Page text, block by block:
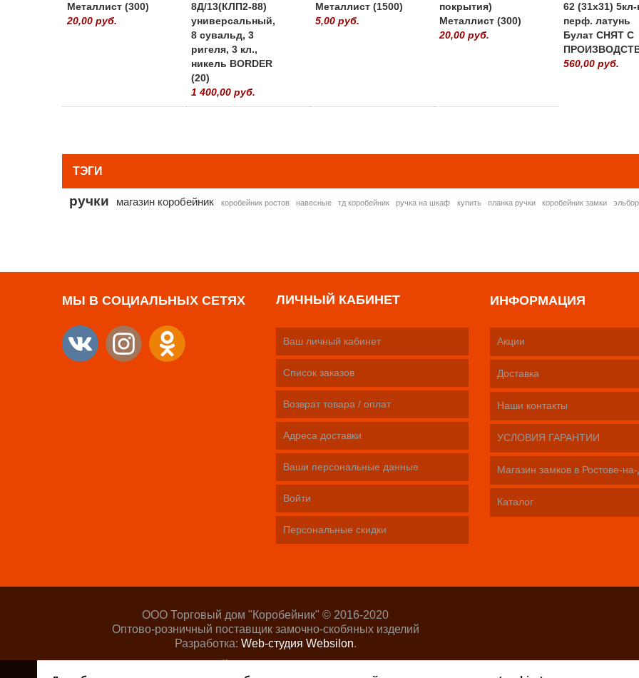
Металлист (300)
20,00 руб.
8Д/13(КЛП2-88)
универсальный,
8 сувальд, 3
ригеля, 3 кл.,
никель BORDER
(20)
1 400,00 руб.
Металлист (1500)
5,00 руб.
покрытия)
Металлист (300)
20,00 руб.
62 (31х31) 5кл-
перф. латунь
Булат СНЯТ С
560,00 руб.
ТЭГИ
ручки магазин коробейник коробейник ростов навесные тд коробейник ручка на шкаф купить планка ручки коробейник замки эльбор
МЫ В СОЦИАЛЬНЫХ СЕТЯХ ЛИЧНЫЙ КАБИНЕТ
Ваш личный кабинет
Список заказов
Возврат товара / оплат
Адреса доставки
Ваши персональные данные
Войти
Персональные скидки
ИНФОРМАЦИЯ
Акции
Доставка
Наши контакты
УСЛОВИЯ ГАРАНТИИ
Магазин замков в Ростове-
Каталог
ООО Торговый дом "Коробейник" © 2016-2020
Оптово-розничный поставщик замочно-скобяных изделий
Разработка: Web-студия Websilon.
Поддержка сайта —ООО «Центр-Интернет»